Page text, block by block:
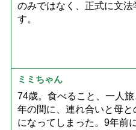
のみではなく、正式に文
す。
ミミちゃん
74歳。食べること、一人
年の間に、連れ合いと母と
になってしまった。9年前